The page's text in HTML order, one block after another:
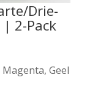
Drie-
2-Pack
Geel